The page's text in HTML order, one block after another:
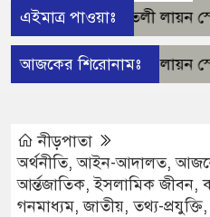
এইমাত্র পাওয়াঃ
তুলাতলী লায়ন
আজকের শিরোনামঃ
তুলাতলী লায়ন
নীড়পাতা
অর্থনীতি,আইন-আদালত,
আর্ন্তজাতিক,ইসলামিক জীবন,
গনমাধ্যম,জাতীয়,তথ্য-প্রযুক্তি